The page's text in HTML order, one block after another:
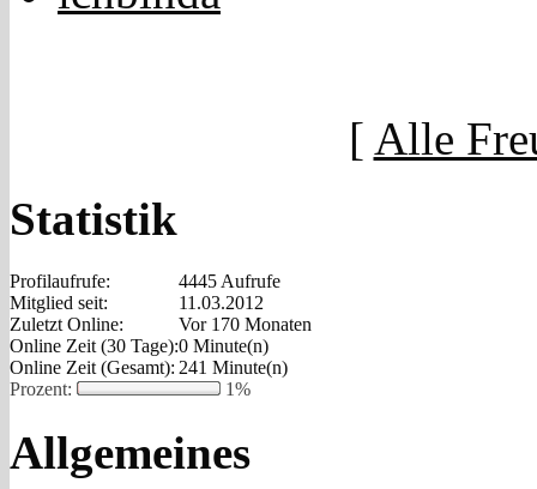
[ Alle
Statistik
Profilaufrufe:
4445 Aufrufe
Mitglied seit:
11.03.2012
Zuletzt Online:
Vor 170 Monaten
Online Zeit (30 Tage):0 Minute(n)
Online Zeit (Gesamt): 241 Minute(n)
Prozent:
1%
Allgemeines